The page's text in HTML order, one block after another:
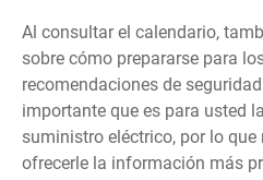
Al consultar el calendario,
sobre cómo prepararse para
recomendaciones de
importante que es para usted
suministro eléctrico, por lo
ofrecerle la información más